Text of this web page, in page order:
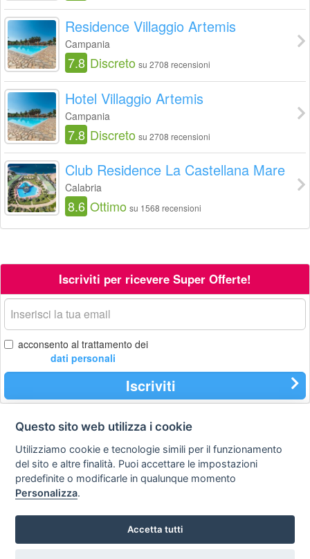
Residence Villaggio Artemis
Campania
7.8 Discreto su 2708 recensioni
Hotel Villaggio Artemis
Campania
7.8 Discreto su 2708 recensioni
Club Residence La Castellana Mare
Calabria
8.6 Ottimo su 1568 recensioni
Iscriviti per ricevere Super Offerte!
La
tua
email
acconsento al trattamento dei
dati personali
Iscriviti
Contatti
Privacy
policy
legale
Preferenze cookie
STA Sunny Travel Agency
Questo sito web utilizza i cookie
Utilizziamo cookie e tecnologie simili per il funzionamento
del sito e altre finalità. Puoi accettare le impostazioni
predefinite o modificarle in qualunque momento
Personalizza.
Accetta tutti